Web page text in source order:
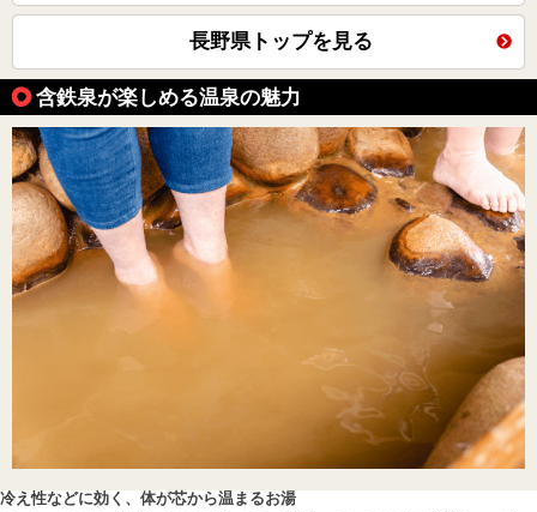
長野県トップを見る
含鉄泉が楽しめる温泉の魅力
冷え性などに効く、体が芯から温まるお湯